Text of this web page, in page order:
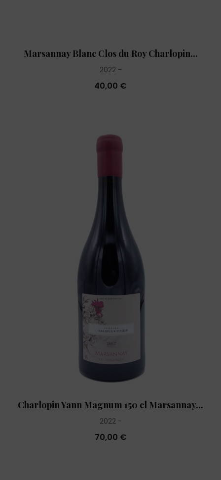
Marsannay Blanc Clos du Roy Charlopin...
2022
40,00 €
Charlopin Yann Magnum 150 cl Marsannay...
2022
70,00 €